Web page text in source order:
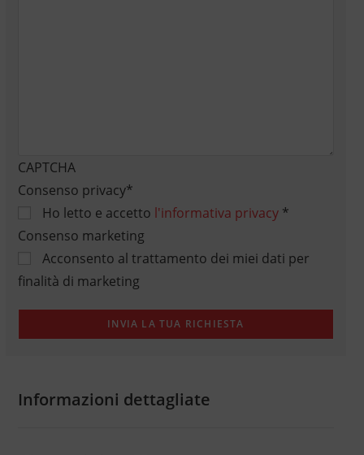
CAPTCHA
Consenso privacy*
Ho letto e accetto l'informativa privacy*
Consenso marketing
Acconsento al trattamento dei miei dati per
finalità di marketing
Informazioni dettagliate